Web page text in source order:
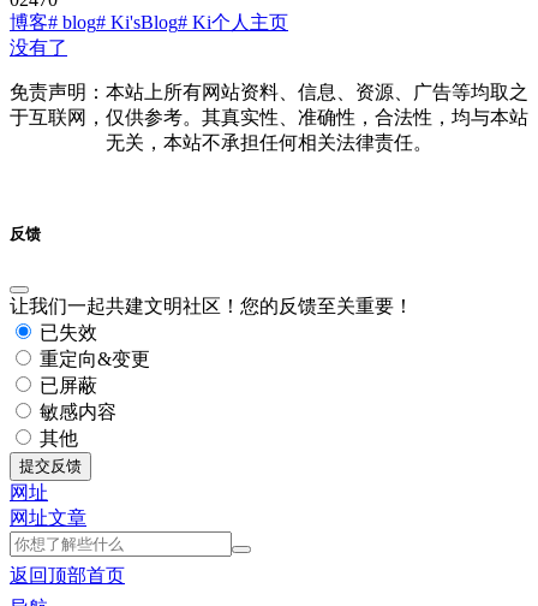
博客# blog# Ki'sBlog# Ki个人主页
没有了
免责声明：本站上所有网站资料、信息、资源、广告等均取之
于互联网，仅供参考。其真实性、准确性，合法性，均与本站
无关，本站不承担任何相关法律责任。
反馈
让我们一起共建文明社区！您的反馈至关重要！
已失效
重定向&变更
已屏蔽
敏感内容
其他
提交反馈
网址
网址文章
返回顶部首页